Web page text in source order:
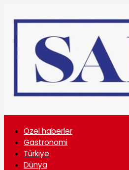
Özel haberler
Gastronomi
Türkiye
Dünya